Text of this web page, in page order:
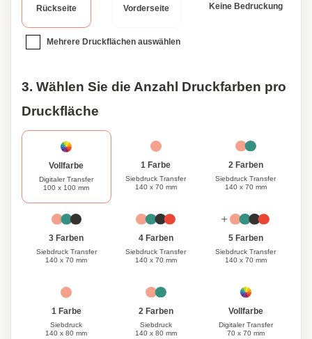
Rückseite Vorderseite Keine Bedruckung
Mehrere Druckflächen auswählen
3. Wählen Sie die Anzahl Druckfarben pro
Druckfläche
Vollfarbe
Digitaler Transfer
100 x 100 mm
1 Farbe
Siebdruck Transfer
140 x 70 mm
2 Farben
Siebdruck Transfer
140 x 70 mm
3 Farben
Siebdruck Transfer
140 x 70 mm
4 Farben
Siebdruck Transfer
140 x 70 mm
5 Farben
Siebdruck Transfer
140 x 70 mm
1 Farbe
Siebdruck
140 x 80 mm
2 Farben
Siebdruck
140 x 80 mm
Vollfarbe
Digitaler Transfer
70 x 70 mm